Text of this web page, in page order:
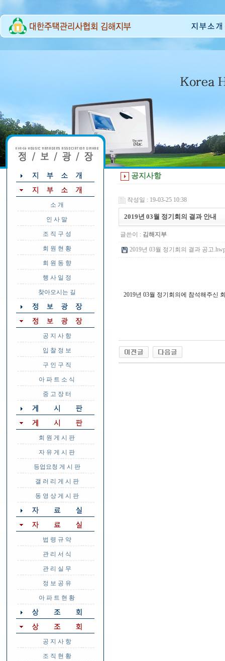
소 개
인 사 말
조 직 구 성
회 원 현 황
회 원 동 향
행 사 일 정
찾아오시는 길
공 지 사 항
입 찰 정 보
구 인 구 직
아 파 트 소 식
중 고 장 터
회 원 게 시 판
자 유 게 시 판
등업요청 게 시 판
갤 러 리 게 시 판
동 영 상 게 시 판
법 령 규 약
관 리 서 식
관 리 실 무
정 보 공 유
아 파 트 현 황
공 지 사 항
조 직 현 황
공지사항
작성일 : 19-03-25 10:38
2019년 03월 정기회의 결과 안내
글쓴이 : 김해지부
2019년 03월 정기회의 결과 공고
2019년 03월 정기회의에 참석해주신